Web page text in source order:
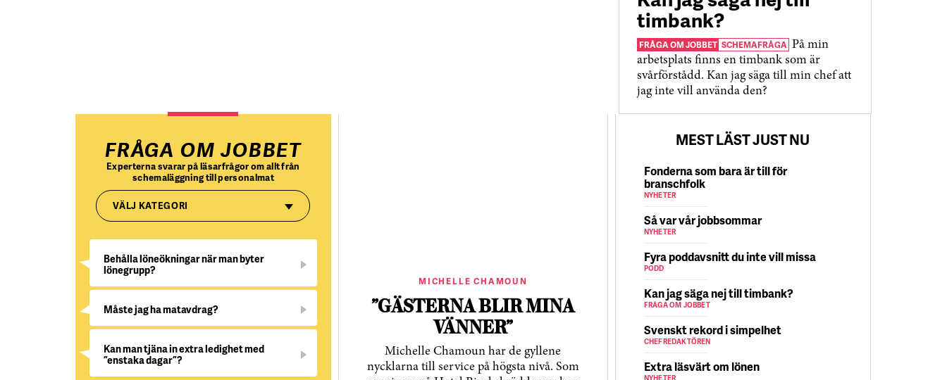
timbank?
FRÅGA OM JOBBET SCHEMAFRÅGA På min
arbetsplats finns en timbank som är
svårförstådd. Kan jag säga till min chef att
jag inte vill använda den?
FRÅGA OM JOBBET
Experterna svarar på läsarfrågor om allt från
schemaläggning till personalmat
VÄLJ KATEGORI
Behålla löneökningar när man byter
lönegrupp?
Måste jag ha matavdrag?
Kan man tjäna in extra ledighet med
”enstaka dagar”?
MICHELLE CHAMOUN
”GÄSTERNA BLIR MINA
VÄNNER”
Michelle Chamoun har de gyllene
nycklarna till service på högsta nivå. Som
MEST LÄST JUST NU
Fonderna som bara är till för
branschfolk
NYHETER
Så var vår jobbsommar
NYHETER
Fyra poddavsnitt du inte vill missa
PODD
Kan jag säga nej till timbank?
FRÅGA OM JOBBET
Svenskt rekord i simpelhet
CHEFREDAKTÖREN
Extra läsvärt om lönen
NYHETER